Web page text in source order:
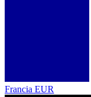
Francia EUR